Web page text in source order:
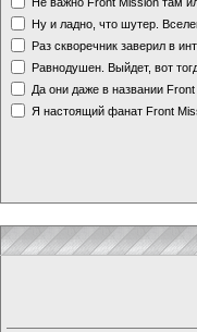
Ну и ладно, что шутер.
Раз скворечник заверил в
Равнодушен. Выйдет, вот
Да они даже в названии
Я настоящий фанат Front